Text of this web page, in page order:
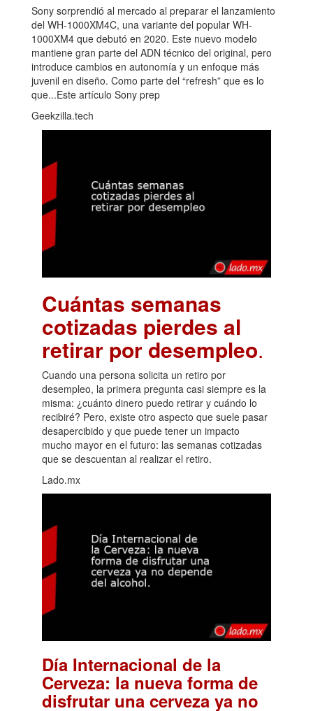
Sony sorprendió al mercado al preparar el lanzamiento
del WH-1000XM4C, una variante del popular WH-
1000XM4 que debutó en 2020. Este nuevo modelo
mantiene gran parte del ADN técnico del original, pero
introduce cambios en autonomía y un enfoque más
juvenil en diseño. Como parte del “refresh” que es lo
que...Este artículo Sony prep
Geekzilla.tech
Cuántas semanas
cotizadas pierdes al
retirar por desempleo.
Cuando una persona solicita un retiro por
desempleo, la primera pregunta casi siempre es la
misma: ¿cuánto dinero puedo retirar y cuándo lo
recibiré? Pero, existe otro aspecto que suele pasar
desapercibido y que puede tener un impacto
mucho mayor en el futuro: las semanas cotizadas
que se descuentan al realizar el retiro.
Lado.mx
Día Internacional de la
Cerveza: la nueva forma de
disfrutar una cerveza ya no